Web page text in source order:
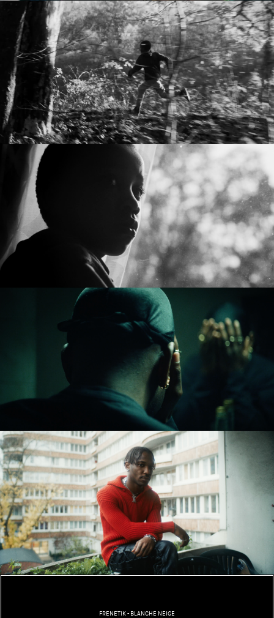
FRENETIK - BLANCHE NEIGE